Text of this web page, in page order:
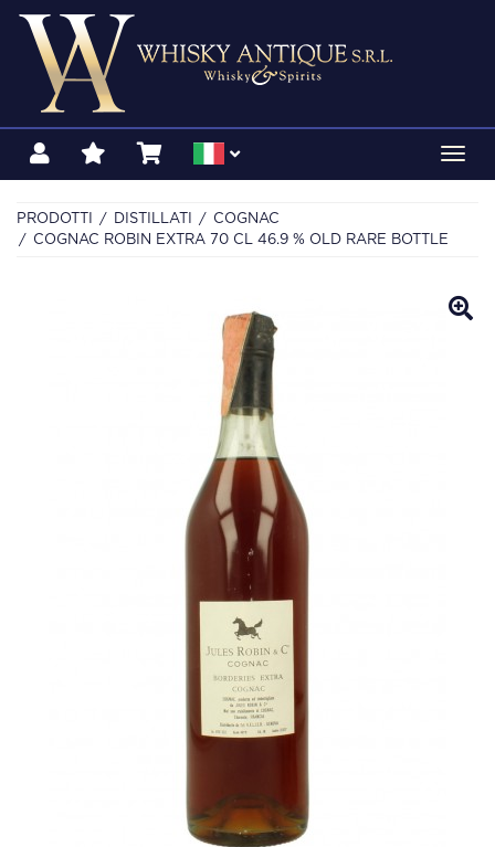
PRODOTTI DISTILLATI
COGNAC
COGNAC ROBIN EXTRA 70 CL 46.9 % OLD RARE BOTTLE